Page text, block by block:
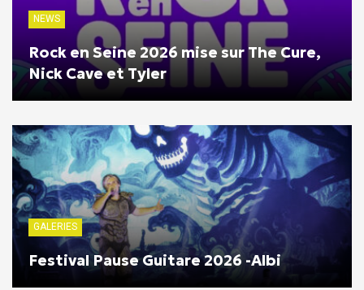
NEWS
Rock en Seine 2026 mise sur The Cure,
Nick Cave et Tyler
GALERIES
Festival Pause Guitare 2026 -Albi